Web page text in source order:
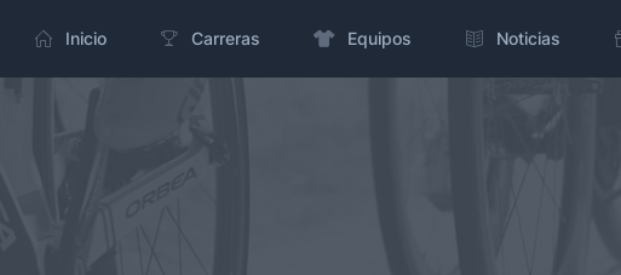
Inicio Carreras Equipos Noticias